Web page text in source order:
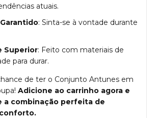
atuais.
: Sinta-se à vontade durante
Superior: Feito com materiais de
para durar.
de ter o Conjunto Antunes em
Adicione ao carrinho agora e
a combinação perfeita de